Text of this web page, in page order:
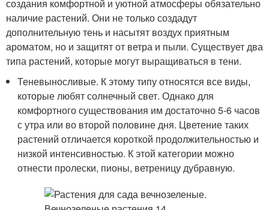
создания комфортной и уютной атмосферы обязательно
наличие растений. Они не только создадут
дополнительную тень и насытят воздух приятным
ароматом, но и защитят от ветра и пыли. Существует два
типа растений, которые могут выращиваться в тени.
Теневыносливые. К этому типу относятся все виды,
которые любят солнечный свет. Однако для
комфортного существования им достаточно 5-6 часов
с утра или во второй половине дня. Цветение таких
растений отличается короткой продолжительностью и
низкой интенсивностью. К этой категории можно
отнести пролески, пионы, ветреницу дубравную.